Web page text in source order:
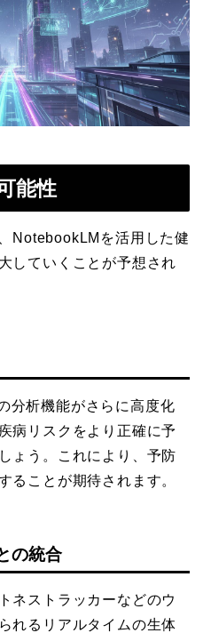
能性
NotebookLMを活用した健
していくことが予想され
分析機能がさらに高度化
病リスクをより正確に予
ょう。これにより、予防
ることが期待されます。
の統合
ネストラッカーなどのウ
れるリアルタイムの生体